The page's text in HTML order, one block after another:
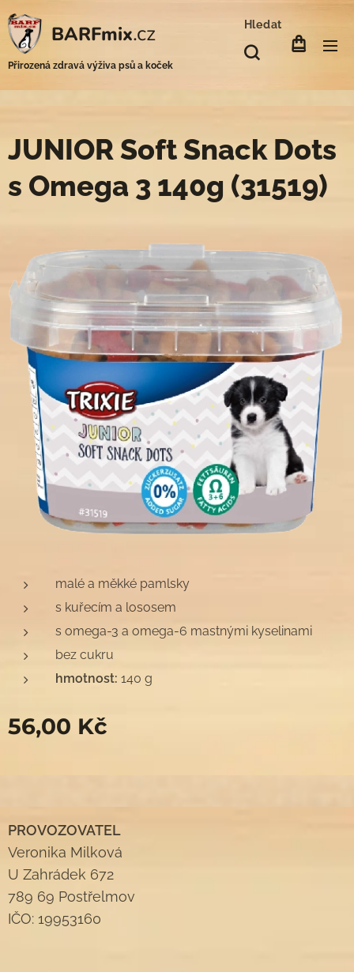
BARFmix.cz
Přirozená zdravá výživa psů a koček
Hledat
JUNIOR Soft Snack Dots
s Omega 3 140g (31519)
malé a měkké pamlsky
s kuřecím a lososem
s omega-3 a omega-6 mastnými kyselinami
bez cukru
hmotnost: 140 g
56,00 Kč
PROVOZOVATEL
Veronika Milková
U Zahrádek 672
789 69 Postřelmov
IČO: 19953160